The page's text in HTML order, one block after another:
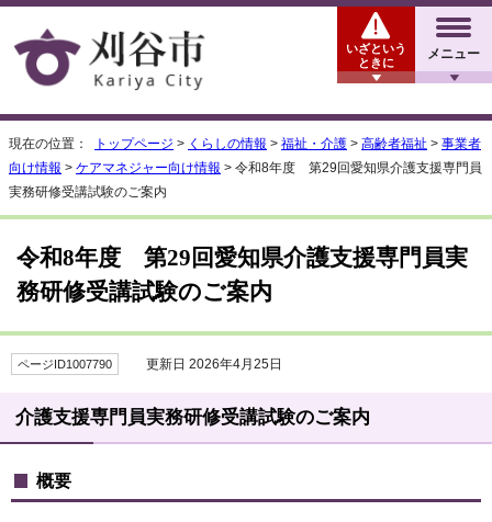
メニュー
いざという
ときに
現在の位置： トップページ > くらしの情報 > 福祉・介護 > 高齢者福祉 > 事業者
向け情報 > ケアマネジャー向け情報 > 令和8年度 第29回愛知県介護支援専門員
実務研修受講試験のご案内
令和8年度 第29回愛知県介護支援専門員実
務研修受講試験のご案内
ページID1007790 更新日 2026年4月25日
介護支援専門員実務研修受講試験のご案内
概要